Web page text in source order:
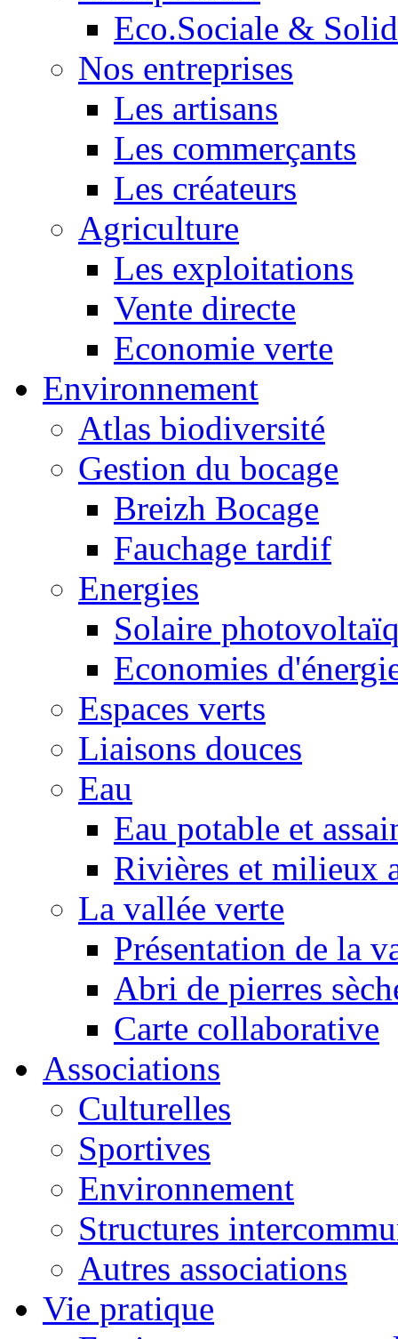
Eco.Sociale &
Nos entreprises
Les artisans
Les commerçants
Les créateurs
Agriculture
Les exploitations
Vente directe
Economie verte
Environnement
Atlas biodiversité
Gestion du bocage
Breizh Bocage
Fauchage tardif
Energies
Solaire
Economies
Espaces verts
Liaisons douces
Eau
Eau potable et
Rivières et milieux
La vallée verte
Présentation de la
Abri de pierres
Carte collaborative
Associations
Culturelles
Sportives
Environnement
Structures
Autres associations
Vie pratique